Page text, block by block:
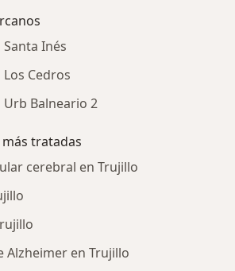
Inés
Cedros
Balneario 2
tratadas
cerebral en Trujillo
Alzheimer en Trujillo